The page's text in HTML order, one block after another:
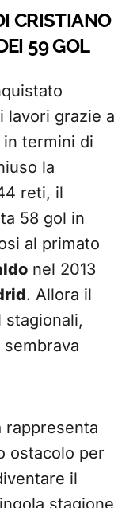
CRISTIANO
59 GOL
lavori grazie a
termini di
la
reti, il
58 gol in
al primato
nel 2013
. Allora il
rappresenta
ostacolo per
il
stagione